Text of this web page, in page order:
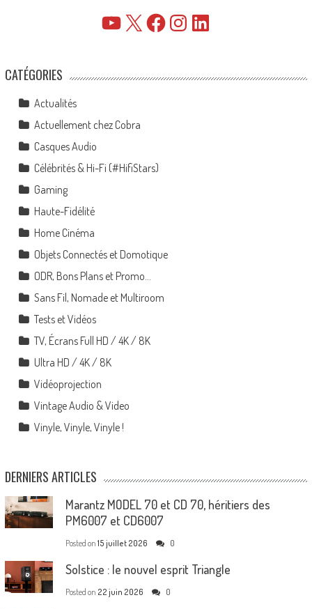
YouTube FacebookInstagramLinkedIn
CATÉGORIES
Actualités
Actuellement chez Cobra
Casques Audio
Célébrités & Hi-Fi (#HifiStars)
Gaming
Haute-Fidélité
Home Cinéma
Objets Connectés et Domotique
ODR, Bons Plans et Promo…
Sans Fil, Nomade et Multiroom
Tests et Vidéos
TV, Écrans Full HD / 4K / 8K
Ultra HD / 4K / 8K
Vidéoprojection
Vintage Audio & Video
Vinyle, Vinyle, Vinyle !
DERNIERS ARTICLES
Marantz MODEL 70 et CD 70, héritiers des
PM6007 et CD6007
Posted on 15 juillet 2026 0
Solstice : le nouvel esprit Triangle
Posted on 22 juin 2026 0